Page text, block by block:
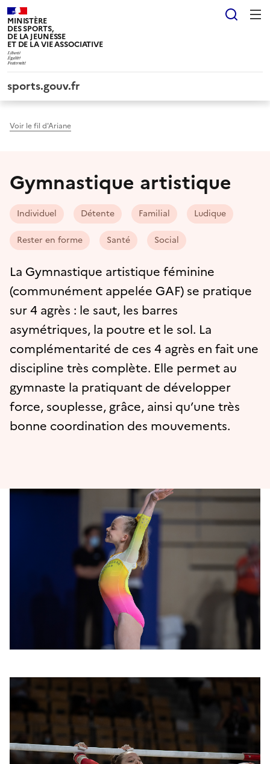
MINISTÈRE
DES SPORTS,
DE LA JEUNESSE
ET DE LA VIE ASSOCIATIVE
sports.gouv.fr
Voir le fil d'Ariane
Gymnastique artistique
Individuel Détente Familial Ludique
Rester en forme Santé Social
La Gymnastique artistique féminine
(communément appelée GAF) se pratique
sur 4 agrès : le saut, les barres
asymétriques, la poutre et le sol. La
complémentarité de ces 4 agrès en fait une
discipline très complète. Elle permet au
gymnaste la pratiquant de développer
force, souplesse, grâce, ainsi qu’une très
bonne coordination des mouvements.
Panneau de gestion des cookies tarteaucitron